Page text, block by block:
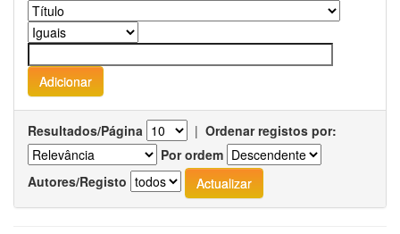
Resultados/Página | Ordenar registos por:
Por ordem
Autores/Registo